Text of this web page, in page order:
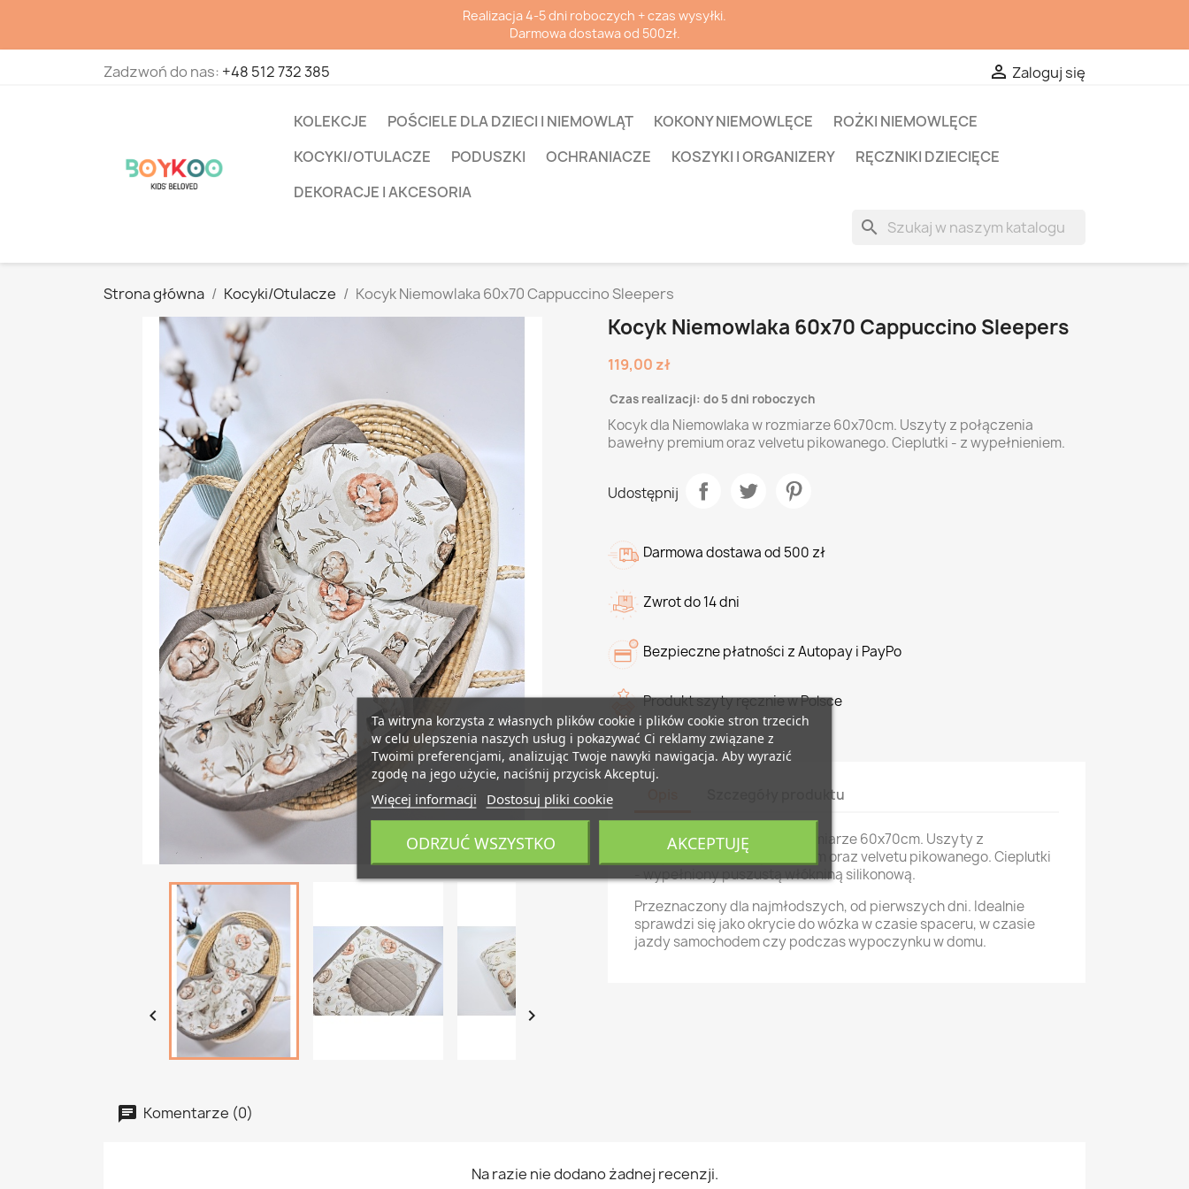
Realizacja 4-5 dni roboczych + czas wysyłki.
Darmowa dostawa od 500zł.
Zadzwoń do nas: +48 512 732 385  Zaloguj się
KOLEKCJE POŚCIELE DLA DZIECI I NIEMOWLĄT KOKONY NIEMOWLĘCE
ROŻKI NIEMOWLĘCE
KOCYKI/OTULACZE
PODUSZKI OCHRANIACZE KOSZYKI I ORGANIZERY
RĘCZNIKI DZIECIĘCE
DEKORACJE I AKCESORIA
search
Strona główna Kocyki/Otulacze Kocyk Niemowlaka 60x70 Cappuccino Sleepers
 
Kocyk Niemowlaka 60x70 Cappuccino Sleepers
119,00 zł
Czas realizacji: do 5 dni roboczych
Kocyk dla Niemowlaka w rozmiarze 60x70cm. Uszyty z połączenia
bawełny premium oraz velvetu pikowanego. Cieplutki - z wypełnieniem.
Udostępnij
Darmowa dostawa od 500 zł
Zwrot do 14 dni
Bezpieczne płatności z Autopay i PayPo
Produkt szyty ręcznie w Polsce
Szczegóły produktu
Kocyk dla Niemowlaka w rozmiarze 60x70cm. Uszyty z
połączenia bawełny premium oraz velvetu pikowanego. Cieplutki
- wypełniony puszustą włókniną silikonową.
Przeznaczony dla najmłodszych, od pierwszych dni. Idealnie
sprawdzi się jako okrycie do wózka w czasie spaceru, w czasie
jazdy samochodem czy podczas wypoczynku w domu.
Komentarze (0)
Na razie nie dodano żadnej recenzji.
Ta witryna korzysta z własnych plików cookie i plików cookie stron trzecich
w celu ulepszenia naszych usług i pokazywać Ci reklamy związane z
Twoimi preferencjami, analizując Twoje nawyki nawigacja. Aby wyrazić
zgodę na jego użycie, naciśnij przycisk Akceptuj.
Więcej informacji Dostosuj pliki cookie
ODRZUĆ WSZYSTKO AKCEPTUJĘ